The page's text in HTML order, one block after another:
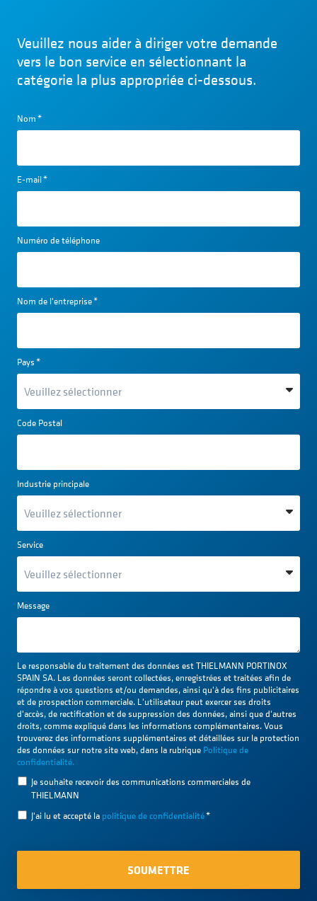
Veuillez nous aider à diriger votre demande
vers le bon service en sélectionnant la
catégorie la plus appropriée ci-dessous.
Nom*
E-mail*
Numéro de téléphone
Nom de l'entreprise*
Pays*
Code Postal
Industrie principale
Service
Message
Le responsable du traitement des données est THIELMANN PORTINOX
SPAIN SA. Les données seront collectées, enregistrées et traitées afin de
répondre à vos questions et/ou demandes, ainsi qu'à des fins publicitaires
et de prospection commerciale. L'utilisateur peut exercer ses droits
d'accès, de rectification et de suppression des données, ainsi que d'autres
droits, comme expliqué dans les informations complémentaires. Vous
trouverez des informations supplémentaires et détaillées sur la protection
des données sur notre site web, dans la rubrique Politique de
confidentialité.
Je souhaite recevoir des communications commerciales de
THIELMANN
J'ai lu et accepté la politique de confidentialité*